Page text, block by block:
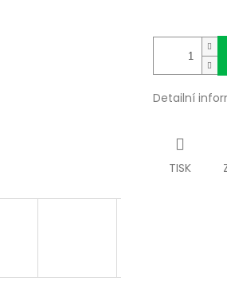
Detailní
TISK